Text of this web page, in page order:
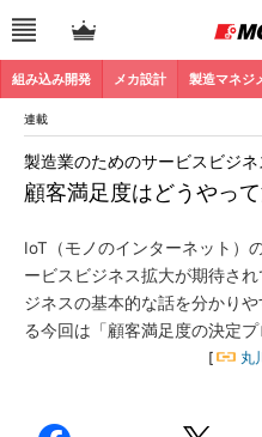
組み込み開発 メカ設計 製造マネジ
連載
顧客満足度はどうやっ
製造業のためのサービスビジネ
IoT（モノのインターネット）
ービスビジネス拡大が期待さ
ジネスの基本的な話を分かり
る今回は「顧客満足度の決定
[ 丸